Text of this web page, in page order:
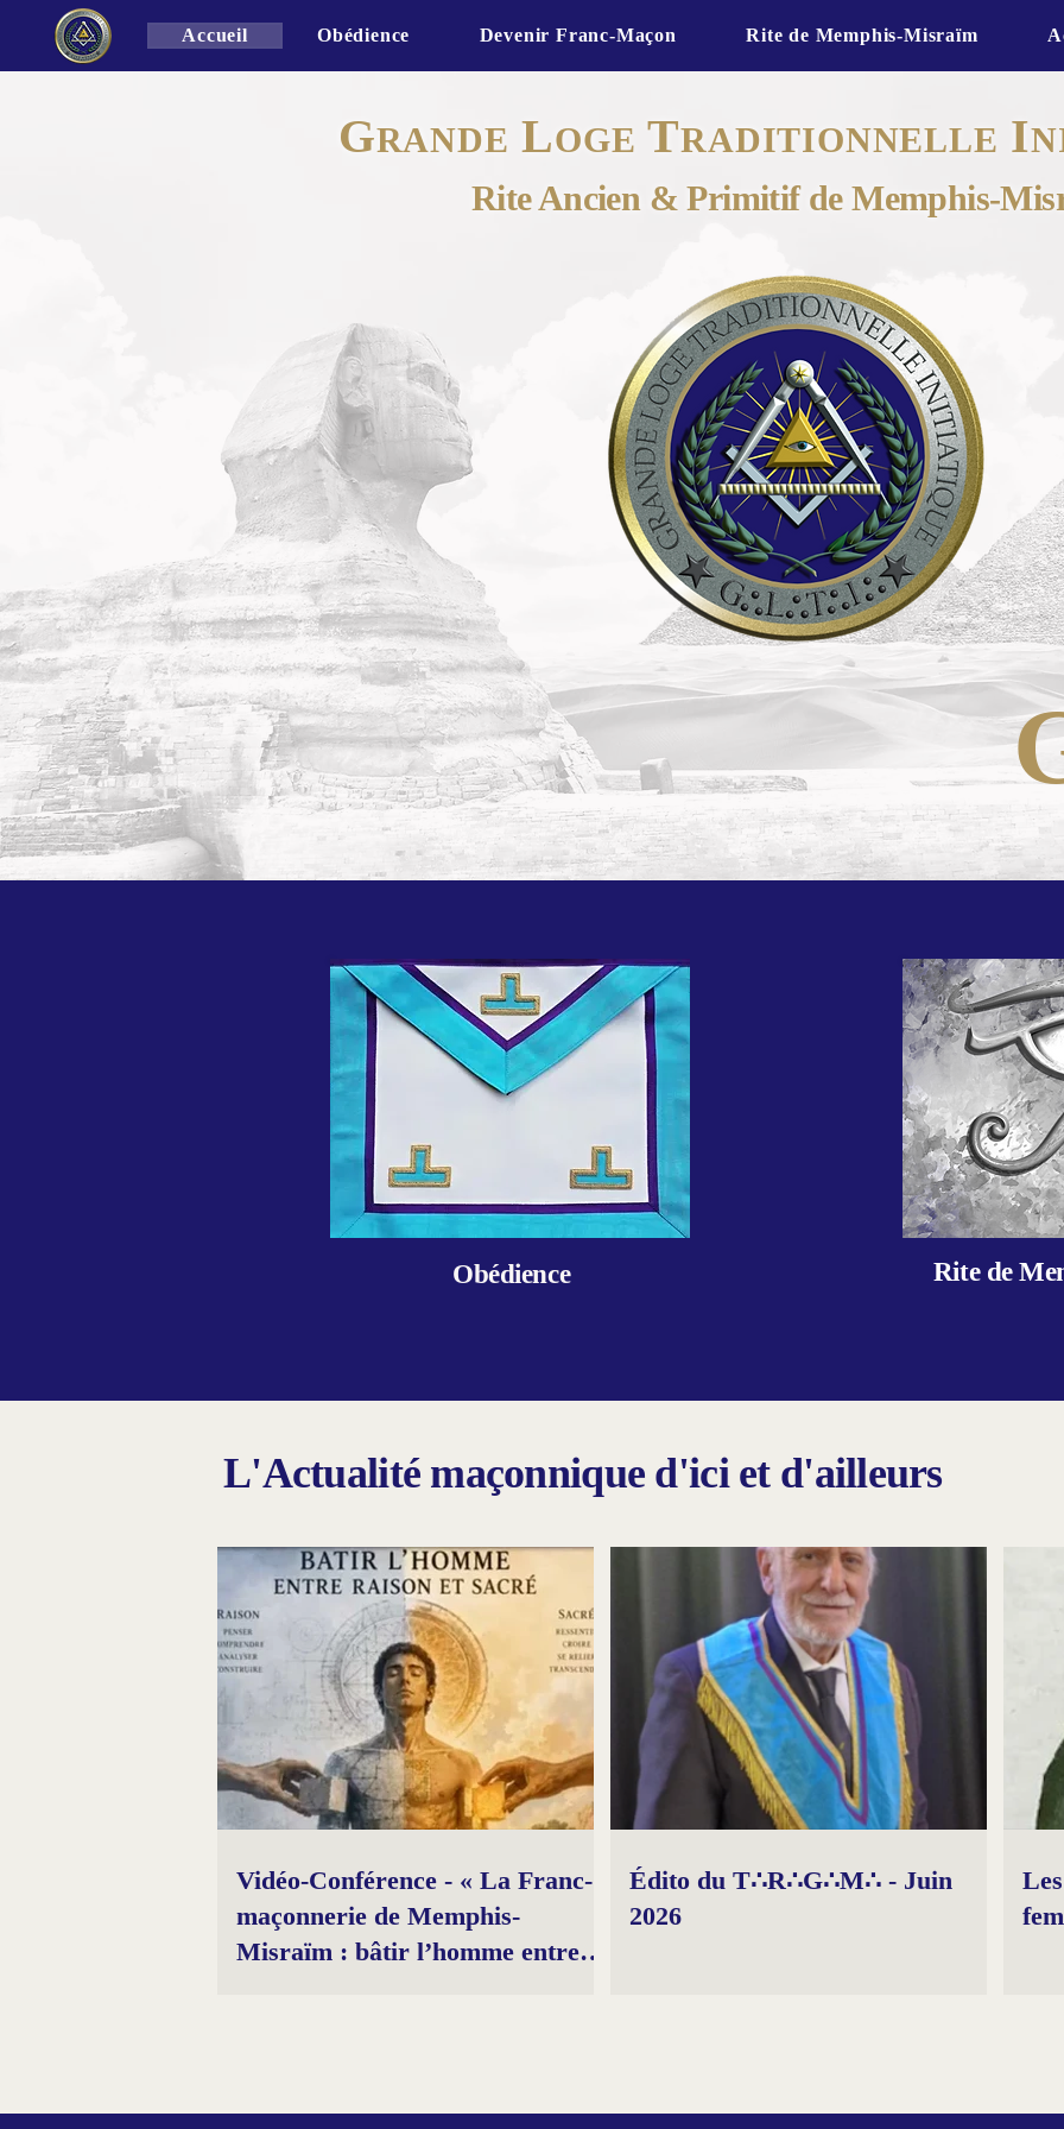
Accueil Obédience Devenir Franc-Maçon Rite de Memphis-Misraïm
GRANDE LOGE TRADITIONNELLE I
Rite Ancien & Primitif de Memphis-
Obédience Rite de
L'Actualité maçonnique d'ici et d'ailleurs
Vidéo-Conférence - « La Franc-
maçonnerie de Memphis-
Misraïm : bâtir l’homme entre
Édito du T∴R∴G∴M∴ - Juin
2026